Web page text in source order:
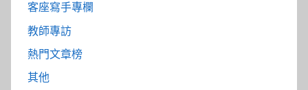
客座寫手專欄
教師專訪
熱門文章榜
其他